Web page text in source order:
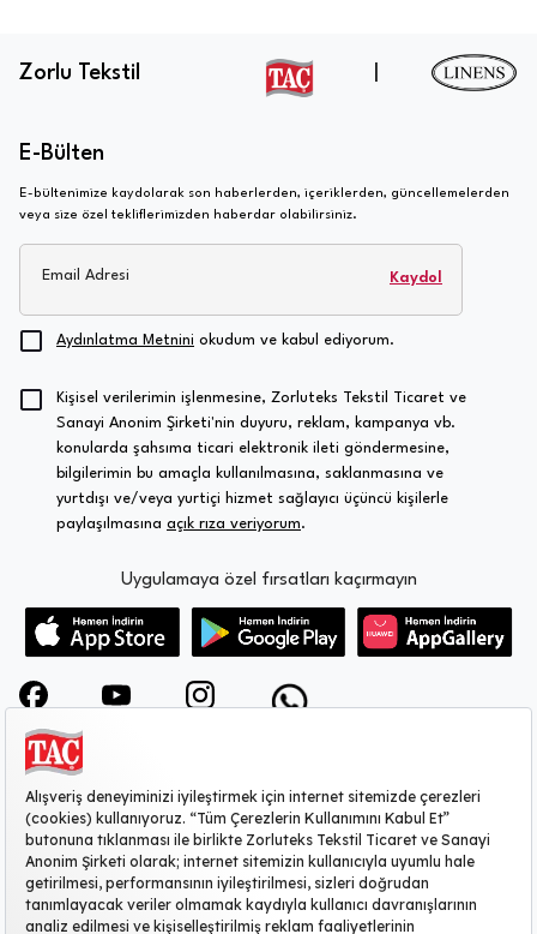
Zorlu Tekstil
E-Bülten
E-bültenimize kaydolarak son haberlerden, içeriklerden, güncellemelerden
veya size özel tekliflerimizden haberdar olabilirsiniz.
Email Adresi Kaydol
Aydınlatma Metnini okudum ve kabul ediyorum.
Kişisel verilerimin işlenmesine, Zorluteks Tekstil Ticaret ve
Sanayi Anonim Şirketi'nin duyuru, reklam, kampanya vb.
konularda şahsıma ticari elektronik ileti göndermesine,
bilgilerimin bu amaçla kullanılmasına, saklanmasına ve
yurtdışı ve/veya yurtiçi hizmet sağlayıcı üçüncü kişilerle
paylaşılmasına açık rıza veriyorum.
Uygulamaya özel fırsatları kaçırmayın
KURUMSAL
MÜŞTERİ HİZMETLERİ